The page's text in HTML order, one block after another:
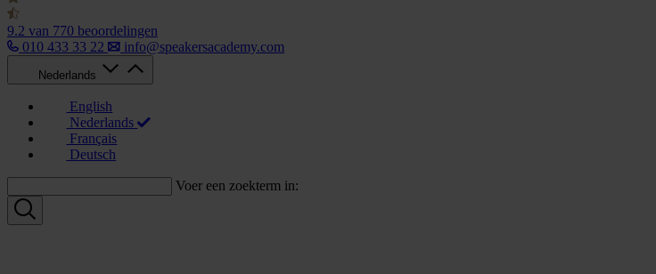
9.2 van 770 beoordelingen
010 433 33 22
info@speakersacademy.com
Nederlands
English
Nederlands
Français
Deutsch
Voer een zoekterm in: